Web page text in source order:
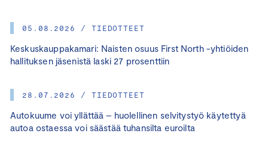
05.08.2026 / TIEDOTTEET
Keskuskauppakamari: Naisten osuus First North -yhtiöiden
hallituksen jäsenistä laski 27 prosenttiin
28.07.2026 / TIEDOTTEET
Autokuume voi yllättää – huolellinen selvitystyö käytettyä
autoa ostaessa voi säästää tuhansilta euroilta